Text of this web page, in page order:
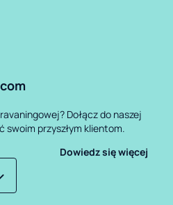
Dołącz do naszej
swoim przyszłym klientom.
Dowiedz się więcej